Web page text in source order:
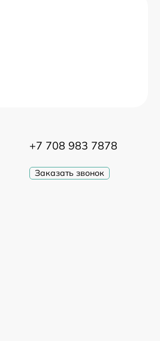
+7 708 983 7878
Заказать звонок